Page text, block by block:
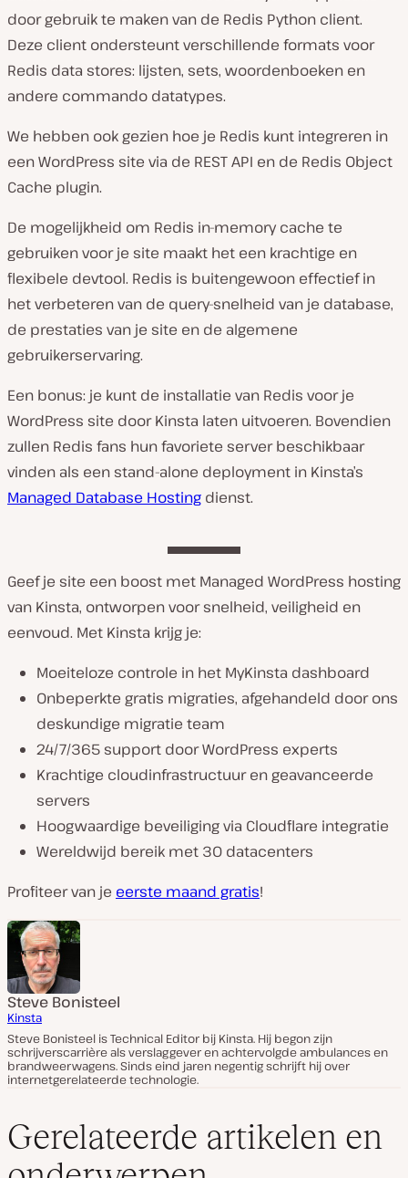
door gebruik te maken van de Redis Python client.
Deze client ondersteunt verschillende formats voor
Redis data stores: lijsten, sets, woordenboeken en
andere commando datatypes.
We hebben ook gezien hoe je Redis kunt integreren in
een WordPress site via de REST API en de Redis Object
Cache plugin.
De mogelijkheid om Redis in-memory cache te
gebruiken voor je site maakt het een krachtige en
flexibele devtool. Redis is buitengewoon effectief in
het verbeteren van de query-snelheid van je database,
de prestaties van je site en de algemene
gebruikerservaring.
Een bonus: je kunt de installatie van Redis voor je
WordPress site door Kinsta laten uitvoeren. Bovendien
zullen Redis fans hun favoriete server beschikbaar
vinden als een stand-alone deployment in Kinsta’s
Managed Database Hosting dienst.
Geef je site een boost met Managed WordPress hosting
van Kinsta, ontworpen voor snelheid, veiligheid en
eenvoud. Met Kinsta krijg je:
Moeiteloze controle in het MyKinsta dashboard
Onbeperkte gratis migraties, afgehandeld door ons
deskundige migratie team
24/7/365 support door WordPress experts
Krachtige cloudinfrastructuur en geavanceerde
servers
Hoogwaardige beveiliging via Cloudflare integratie
Wereldwijd bereik met 30 datacenters
Profiteer van je eerste maand gratis!
Steve Bonisteel
Kinsta
Steve Bonisteel is Technical Editor bij Kinsta. Hij begon zijn
schrijverscarrière als verslaggever en achtervolgde ambulances en
brandweerwagens. Sinds eind jaren negentig schrijft hij over
internetgerelateerde technologie.
Gerelateerde artikelen en